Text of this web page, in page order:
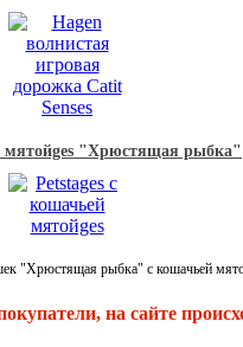
мятойges "Хрюстящая рыбка"
"Хрюстящая рыбка" с кошачьей
на сайте